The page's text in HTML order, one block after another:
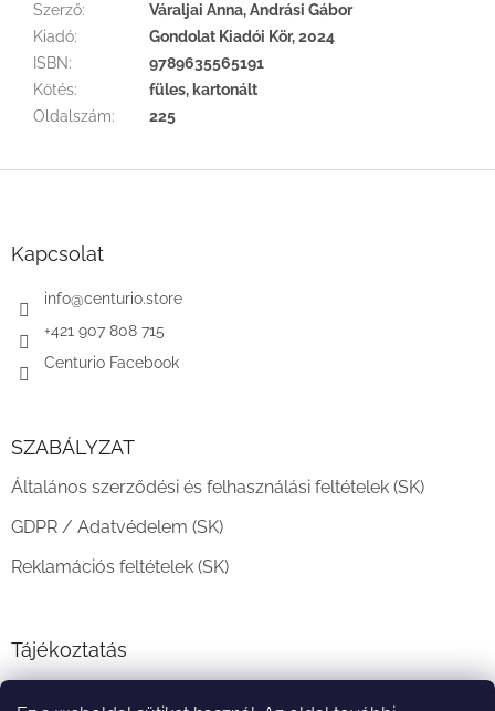
Szerző:
Váraljai Anna, Andrási Gábor
Kiadó:
Gondolat Kiadói Kör, 2024
ISBN:
9789635565191
Kötés:
füles, kartonált
Oldalszám: 225
Kapcsolat
info@centurio.store
+421 907 808 715
Centurio Facebook
SZABÁLYZAT
Általános szerződési és felhasználási feltételek (SK)
GDPR / Adatvédelem (SK)
Reklamációs feltételek (SK)
Tájékoztatás